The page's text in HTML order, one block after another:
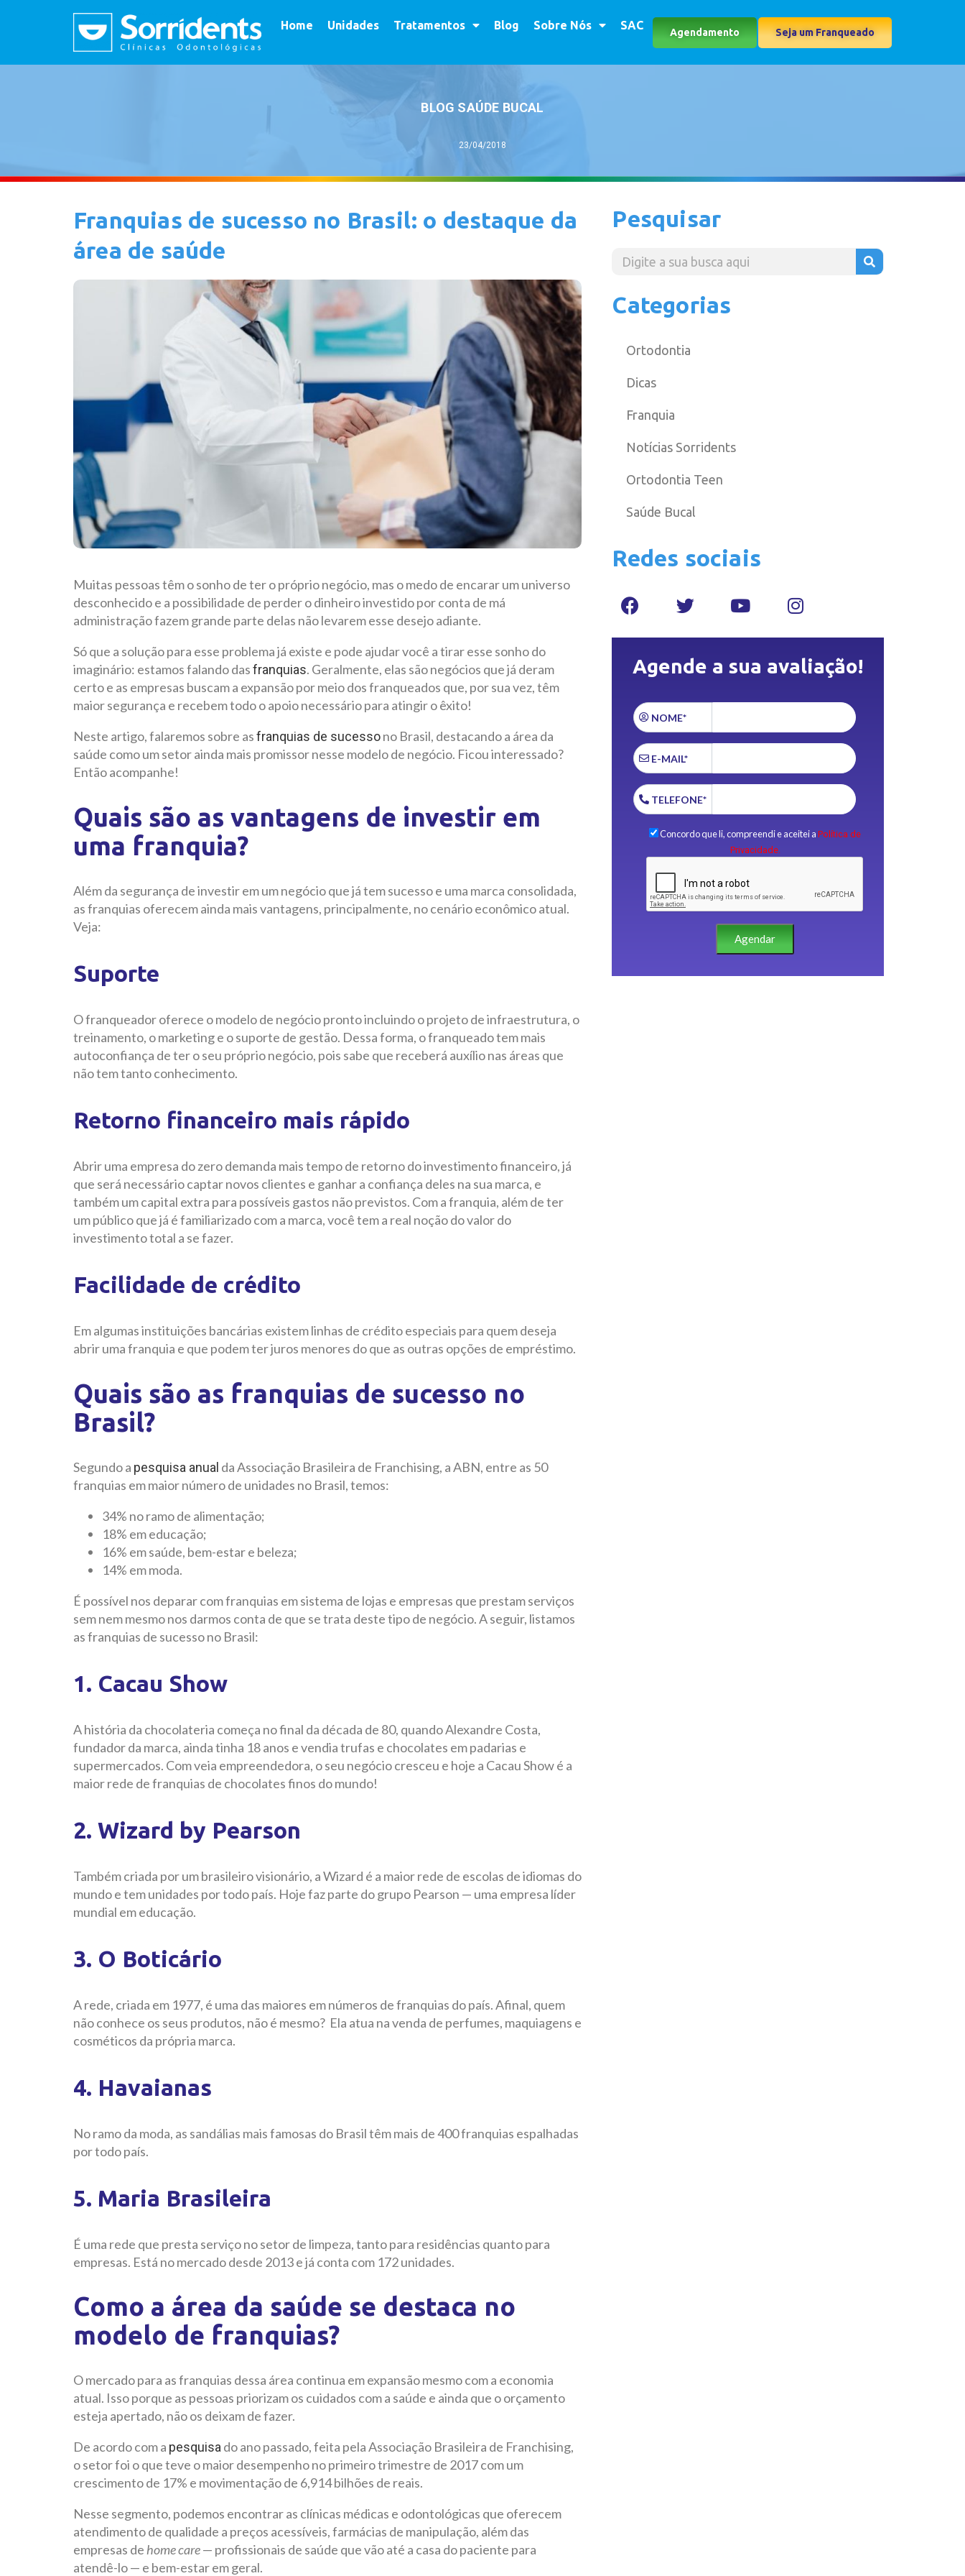
Home Unidades Tratamentos Blog Sobre Nós SAC
Agendamento Seja um Franqueado
BLOG SAÚDE BUCAL
23/04/2018
Franquias de sucesso no Brasil: o destaque da
área de saúde
Muitas pessoas têm o sonho de ter o próprio negócio, mas o medo de encarar um universo
desconhecido e a possibilidade de perder o dinheiro investido por conta de má
administração fazem grande parte delas não levarem esse desejo adiante.
Só que a solução para esse problema já existe e pode ajudar você a tirar esse sonho do
imaginário: estamos falando dasfranquias. Geralmente, elas são negócios que já deram
certo e as empresas buscam a expansão por meio dos franqueados que, por sua vez, têm
maior segurança e recebem todo o apoio necessário para atingir o êxito!
Neste artigo, falaremos sobre asfranquias de sucessono Brasil, destacando a área da
saúde como um setor ainda mais promissor nesse modelo de negócio. Ficou interessado?
Então acompanhe!
Quais são as vantagens de investir em
uma franquia?
Além da segurança de investir em um negócio que já tem sucesso e uma marca consolidada,
as franquias oferecem ainda mais vantagens, principalmente, no cenário econômico atual.
Veja:
Suporte
O franqueador oferece o modelo de negócio pronto incluindo o projeto de infraestrutura, o
treinamento, o marketing e o suporte de gestão. Dessa forma, o franqueado tem mais
autoconfiança de ter o seu próprio negócio, pois sabe que receberá auxílio nas áreas que
não tem tanto conhecimento.
Retorno financeiro mais rápido
Abrir uma empresa do zero demanda mais tempo de retorno do investimento financeiro, já
que será necessário captar novos clientes e ganhar a confiança deles na sua marca, e
também um capital extra para possíveis gastos não previstos. Com a franquia, além de ter
um público que já é familiarizado com a marca, você tem a real noção do valor do
investimento total a se fazer.
Facilidade de crédito
Em algumas instituições bancárias existem linhas de crédito especiais para quem deseja
abrir uma franquia e que podem ter juros menores do que as outras opções de empréstimo.
Quais são as franquias de sucesso no
Brasil?
Segundo a pesquisa anual da Associação Brasileira de Franchising, a ABN, entre as 50
franquias em maior número de unidades no Brasil, temos:
34% no ramo de alimentação;
18% em educação;
16% em saúde, bem-estar e beleza;
14% em moda.
É possível nos deparar com franquias em sistema de lojas e empresas que prestam serviços
sem nem mesmo nos darmos conta de que se trata deste tipo de negócio. A seguir, listamos
as franquias de sucesso no Brasil:
1. Cacau Show
A história da chocolateria começa no final da década de 80, quando Alexandre Costa,
fundador da marca, ainda tinha 18 anos e vendia trufas e chocolates em padarias e
supermercados. Com veia empreendedora, o seu negócio cresceu e hoje a Cacau Show é a
maior rede de franquias de chocolates finos do mundo!
2. Wizard by Pearson
Também criada por um brasileiro visionário, a Wizard é a maior rede de escolas de idiomas do
mundo e tem unidades por todo país. Hoje faz parte do grupo Pearson — uma empresa líder
mundial em educação.
3. O Boticário
A rede, criada em 1977, é uma das maiores em números de franquias do país. Afinal, quem
não conhece os seus produtos, não é mesmo? Ela atua na venda de perfumes, maquiagens e
cosméticos da própria marca.
4. Havaianas
No ramo da moda, as sandálias mais famosas do Brasil têm mais de 400 franquias espalhadas
por todo país.
5. Maria Brasileira
É uma rede que presta serviço no setor de limpeza, tanto para residências quanto para
empresas. Está no mercado desde 2013 e já conta com 172 unidades.
Como a área da saúde se destaca no
modelo de franquias?
O mercado para as franquias dessa área continua em expansão mesmo com a economia
atual. Isso porque as pessoas priorizam os cuidados com a saúde e ainda que o orçamento
esteja apertado, não os deixam de fazer.
De acordo com a pesquisado ano passado, feita pela Associação Brasileira de Franchising,
o setor foi o que teve o maior desempenho no primeiro trimestre de 2017 com um
crescimento de 17% e movimentação de 6,914 bilhões de reais.
Nesse segmento, podemos encontrar as clínicas médicas e odontológicas que oferecem
atendimento de qualidade a preços acessíveis, farmácias de manipulação, além das
empresas de home care— profissionais de saúde que vão até a casa do paciente para
atendê-lo — e bem-estar em geral.
Pesquisar
Categorias
Ortodontia
Dicas
Franquia
Notícias Sorridents
Ortodontia Teen
Saúde Bucal
Redes sociais
Agende a sua avaliação!
NOME*
E-MAIL*
TELEFONE*
Concordo que li, compreendi e aceitei aPolítica de
Privacidade.
Agendar